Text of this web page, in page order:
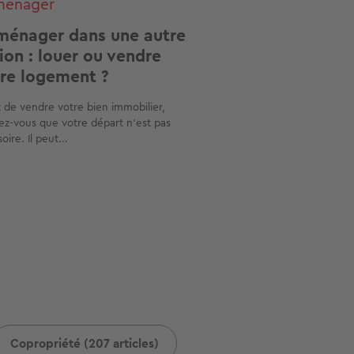
dans une autre
: louer ou vendre
logement ?
de vendre votre bien immobilier,
vous que votre départ n’est pas
Il peut...
Copropriété (207 articles)